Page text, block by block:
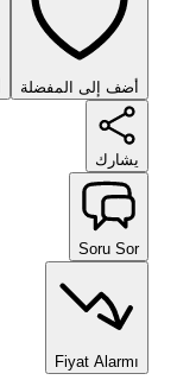
أضف إلى المفضلة
يشارك
Soru Sor
Fiyat Alarmı